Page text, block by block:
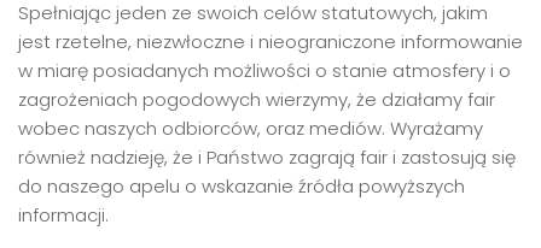
Spełniając jeden ze swoich celów statutowych, jakim
jest rzetelne, niezwłoczne i nieograniczone informowanie
w miarę posiadanych możliwości o stanie atmosfery i o
zagrożeniach pogodowych wierzymy, że działamy fair
wobec naszych odbiorców, oraz mediów. Wyrażamy
również nadzieję, że i Państwo zagrają fair i zastosują się
do naszego apelu o wskazanie źródła powyższych
informacji.